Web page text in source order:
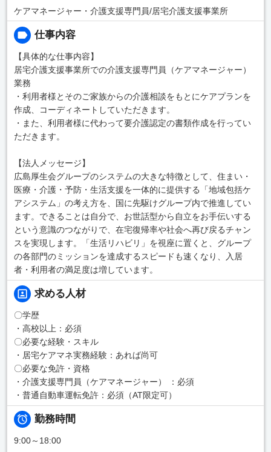
ケアマネージャー・介護支援専門員/居宅介護支援事業所
仕事内容
【具体的な仕事内容】
居宅介護支援事業所での介護支援専門員（ケアマネージャー）
業務
・利用者様とそのご家族からの介護相談をもとにケアプランを
作成、コーディネートしていただきます。
・また、利用者様に代わって要介護認定の書類作成を行ってい
ただきます。
【法人メッセージ】
広島厚生会グループのシステムの大きな特徴として、住まい・
医療・介護・予防・生活支援を一体的に提供する「地域包括ケ
アシステム」の考え方を、国に先駆けグループ内で推進してい
ます。できることは自分で、お世話型から自立をお手伝いする
という意識のつながりで、在宅復帰率や社会へ再び戻るチャン
スを実現します。「生活リハビリ」を視座に置くと、グループ
の各部門のミッションを達成するスピードも速くなり、入居
者・利用者の満足度は増しています。
求める人材
〇学歴
・高校以上：必須
〇必要な経験・スキル
・居宅ケアマネ実務経験：あれば尚可
〇必要な免許・資格
・介護支援専門員（ケアマネージャー） ：必須
・普通自動車運転免許：必須（AT限定可）
勤務時間
9:00～18:00